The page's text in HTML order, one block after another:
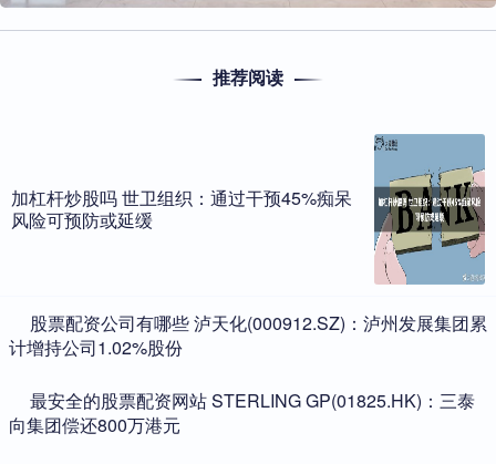
推荐阅读
加杠杆炒股吗 世卫组织：通过干预45%痴呆
风险可预防或延缓
​股票配资公司有哪些 泸天化(000912.SZ)：泸州发展集团累
计增持公司1.02%股份
​最安全的股票配资网站 STERLING GP(01825.HK)：三泰
向集团偿还800万港元